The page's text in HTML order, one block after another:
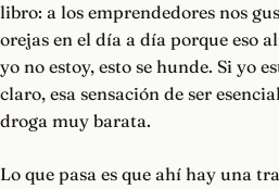
libro: a los emprendedores nos
orejas en el día a día porque eso
yo no estoy, esto se hunde. Si yo
claro, esa sensación de ser
droga muy barata.
Lo que pasa es que ahí hay una